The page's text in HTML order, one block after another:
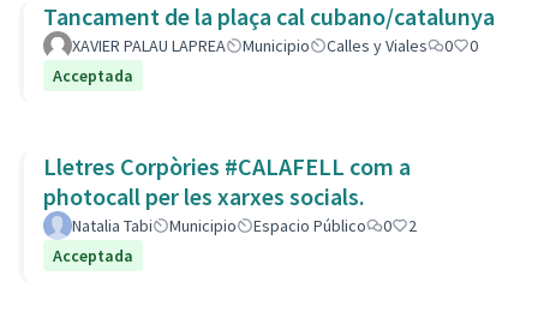
Tancament de la plaça cal cubano/catalunya
XAVIER PALAU LAPREA Municipio Calles y Viales 0
0
Acceptada
Lletres Corpòries #CALAFELL com a
photocall per les xarxes socials.
Natalia Tabi Municipio Espacio Público 0
2
Acceptada